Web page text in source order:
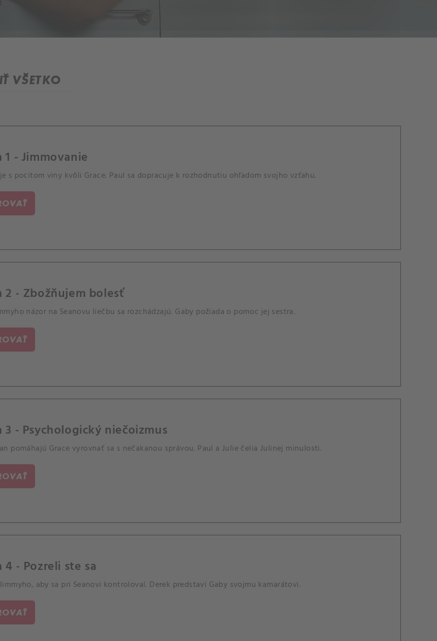
VŠETKO
1 - Jimmovanie
s pocitom viny kvôli Grace. Paul sa dopracuje k rozhodnutiu ohľadom svojho vzťahu.
2 - Zbožňujem bolesť
názor na Seanovu liečbu sa rozchádzajú. Gaby požiada o pomoc jej sestra.
3 - Psychologický niečoizmus
pomáhajú Grace vyrovnať sa s nečakanou správou. Paul a Julie čelia Julinej minulosti.
4 - Pozreli ste sa
aby sa pri Seanovi kontroloval. Derek predstaví Gaby svojmu kamarátovi.